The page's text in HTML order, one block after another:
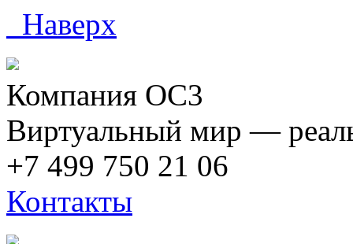
Наверх
Компания ОС3
Виртуальный мир —
+7 499 750 21 06
Контакты